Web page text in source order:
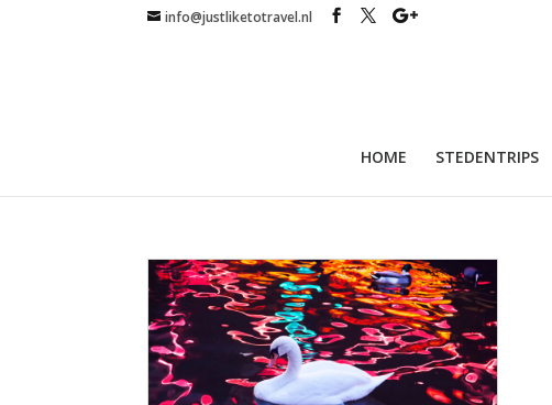
info@justliketotravel.nl
HOME STEDENTRIPS